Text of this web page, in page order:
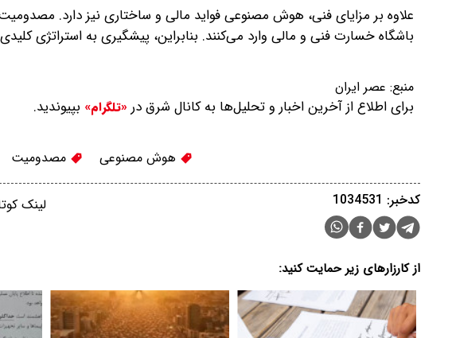
باشگاه خسارت فنی و مالی وارد می‌کنند. بنابراین، پیشگیری به استراتژی
منبع: عصر ایران
برای اطلاع از آخرین اخبار و تحلیل‌ها به کانال شرق در «تلگرام» بپیوندید.
هوش مصنوعی مصدومیت
لینک کدخبر: 1034531
از کارزارهای زیر حمایت کنید: